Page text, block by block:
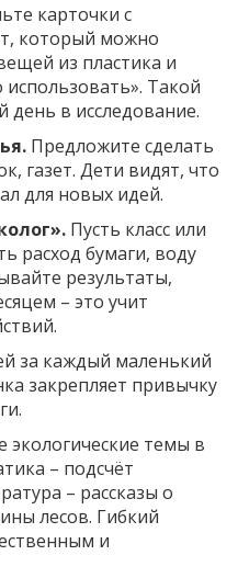
карточки с
который можно
из пластика и
Такой
в исследование.
Предложите сделать
газет. Дети видят, что
для новых идей.
Пусть класс или
расход бумаги, воду
результаты,
– это учит
за каждый маленький
закрепляет привычку
экологические темы в
– подсчёт
– рассказы о
лесов. Гибкий
и